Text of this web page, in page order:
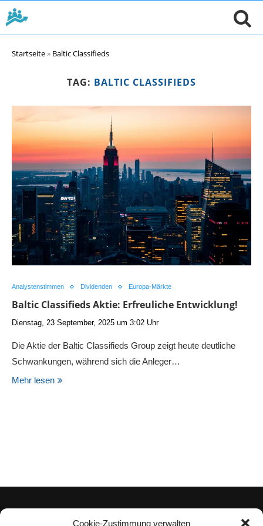
Cookie-Zustimmung verwalten
Startseite» Baltic Classifieds
TAG: BALTIC CLASSIFIEDS
Analystenstimmen Dividenden Europa-Märkte
Baltic Classifieds Aktie: Erfreuliche Entwicklung!
Dienstag, 23 September, 2025 um 3:02 Uhr
Die Aktie der Baltic Classifieds Group zeigt heute deutliche
Schwankungen, während sich die Anleger…
Mehr lesen